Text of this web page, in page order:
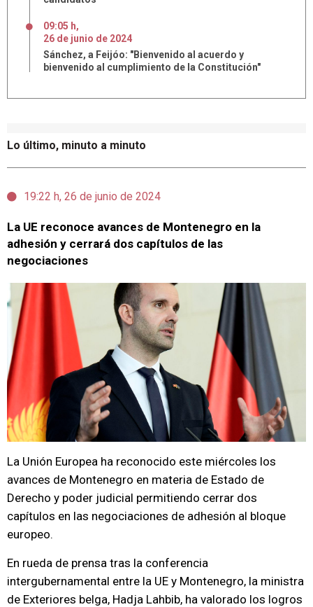
Lo último, minuto a minuto
19:22 h, 26 de junio de 2024
La UE reconoce avances de Montenegro en la
adhesión y cerrará dos capítulos de las
negociaciones
La Unión Europea ha reconocido este miércoles los
avances de Montenegro en materia de Estado de
Derecho y poder judicial permitiendo cerrar dos
capítulos en las negociaciones de adhesión al bloque
europeo.
En rueda de prensa tras la conferencia
intergubernamental entre la UE y Montenegro, la ministra
de Exteriores belga, Hadja Lahbib, ha valorado los logros
09:05 h,
26 de junio de 2024
Sánchez, a Feijóo: "Bienvenido al acuerdo y
bienvenido al cumplimiento de la Constitución"